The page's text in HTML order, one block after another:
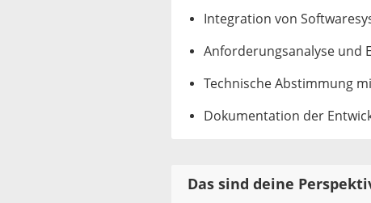
Integration von
Anforderungsanalyse und
Technische Abstimmung
Dokumentation der
Das sind deine